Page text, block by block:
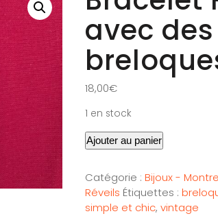
avec des
18,00€
1 en stock
Ajouter au panier
Catégorie : Bijoux -
Réveils Étiquettes :
simple et chic, vintage